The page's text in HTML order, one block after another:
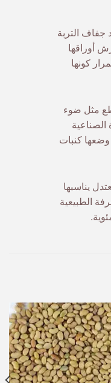
جفاف التربة
أوراقها
كونها
مثل ضوء
الصناعية
كنبات
يناسبها
الطبيعية